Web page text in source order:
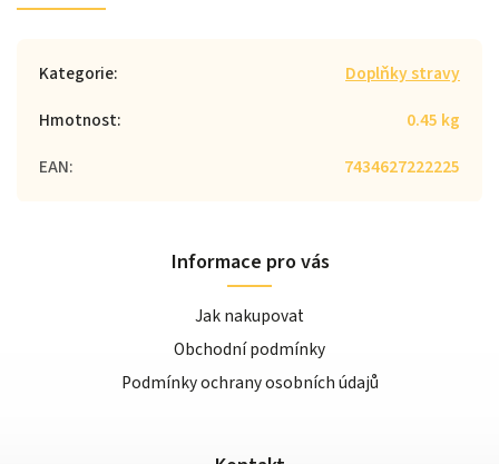
Kategorie:
Doplňky stravy
Hmotnost:
0.45 kg
EAN: 7434627222225
Informace pro vás
Jak nakupovat
Obchodní podmínky
Podmínky ochrany osobních údajů